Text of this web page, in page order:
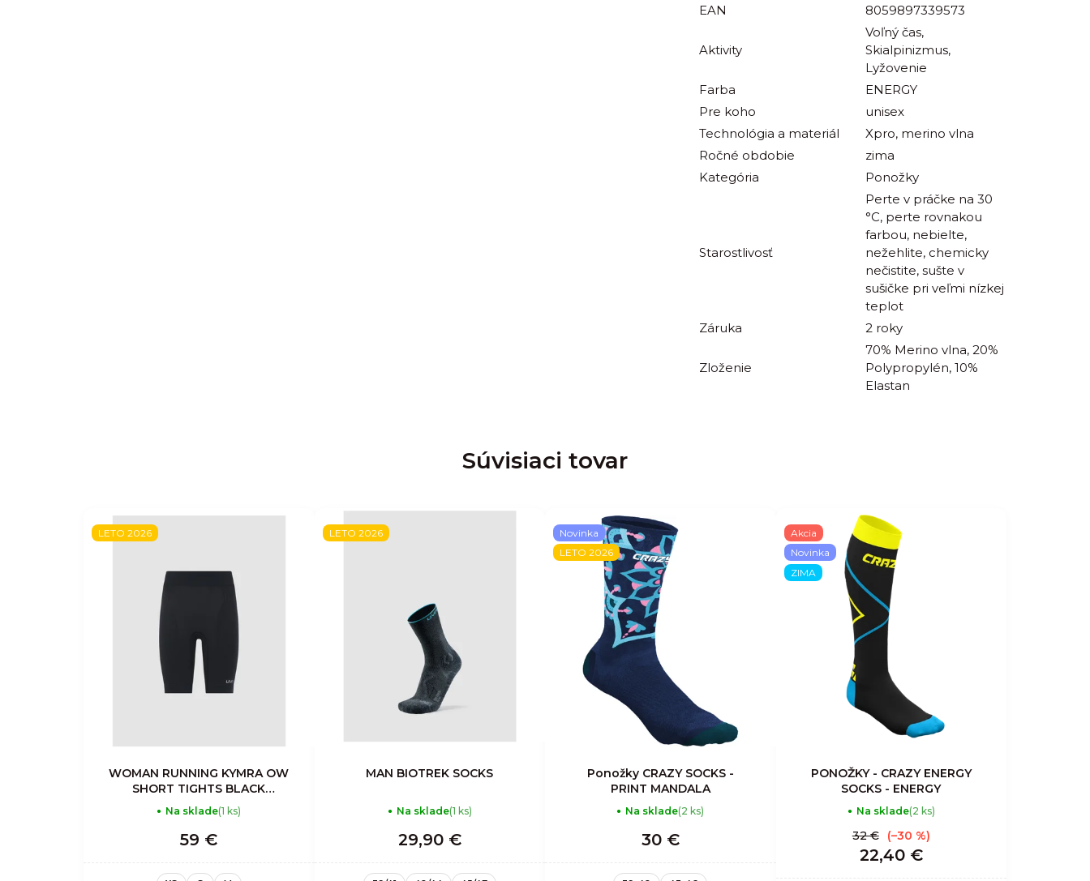
EAN
8059897339573
Aktivity
Voľný čas,
Skialpinizmus,
Lyžovenie
Farba
ENERGY
Pre koho
unisex
Technológia a materiál
Xpro, merino vlna
Ročné obdobie
zima
Kategória
Ponožky
Starostlivosť
Perte v práčke na 30
°C, perte rovnakou
farbou, nebielte,
nežehlite, chemicky
nečistite, sušte v
sušičke pri veľmi nízkej
teplot
Záruka
2 roky
Zloženie
70% Merino vlna, 20%
Polypropylén, 10%
Elastan
Súvisiaci tovar
LETO 2026
WOMAN RUNNING KYMRA OW
SHORT TIGHTS BLACK
BEAUTY
Na sklade(1 ks)
59 €
LETO 2026
MAN BIOTREK SOCKS
Na sklade(1 ks)
29,90 €
Novinka
LETO 2026
Ponožky CRAZY SOCKS -
PRINT MANDALA
Na sklade(2 ks)
30 €
Akcia
Novinka
ZIMA
PONOŽKY - CRAZY ENERGY
SOCKS - ENERGY
Na sklade(2 ks)
22,40 €
32 € (–30 %)